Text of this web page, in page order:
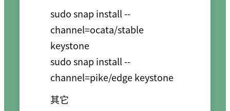
sudo snap install --
channel=ocata/stable
keystone
sudo snap install --
其它